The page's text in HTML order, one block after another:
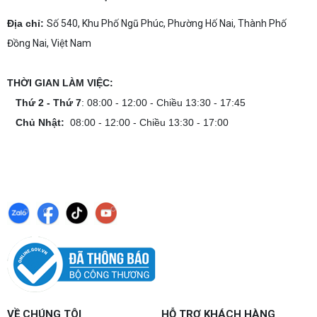
phù hợp, đảm bảo hệ thống vận hành ổn định và
tối ưu chi phí. Xem ngay hướng dẫn tại đây
khi build: socket CPU mainboard, chuẩn RAM,
copy nhanh.
PC gaming nóng quạt kêu to: Nguyên
Tình trạng PC gaming nóng quạt kêu to khiến
máy giật lag, giảm tuổi thọ? Tìm hiểu ngay
nguyên nhân và cách khắc phục hiệu quả để máy
Địa chỉ: Số 540, Khu Phố Ngũ Phúc, Phường Hố Nai, Thành Phố
Đồng Nai, Việt Nam
THỜI GIAN LÀM VIỆC:
Thứ 2 - Thứ 7: 08:00 - 12:00 - Chiều 13:30 - 17:45
Chủ Nhật: 08:00 - 12:00 - Chiều 13:30 - 17:00
VỀ CHÚNG TÔI HỖ TRỢ KHÁCH HÀNG